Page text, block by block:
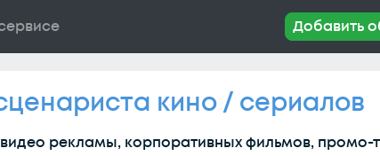
Добавить
кино / сериалов
рекламы, корпоративных фильмов, промо-